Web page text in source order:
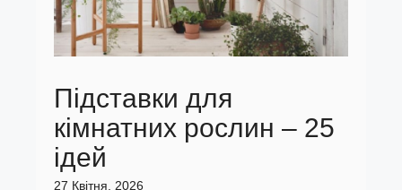
Підставки для
кімнатних рослин – 25
ідей
27 Квітня, 2026